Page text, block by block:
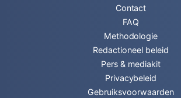
Contact
FAQ
Methodologie
Redactioneel beleid
Pers & mediakit
Privacybeleid
Gebruiksvoorwaarden